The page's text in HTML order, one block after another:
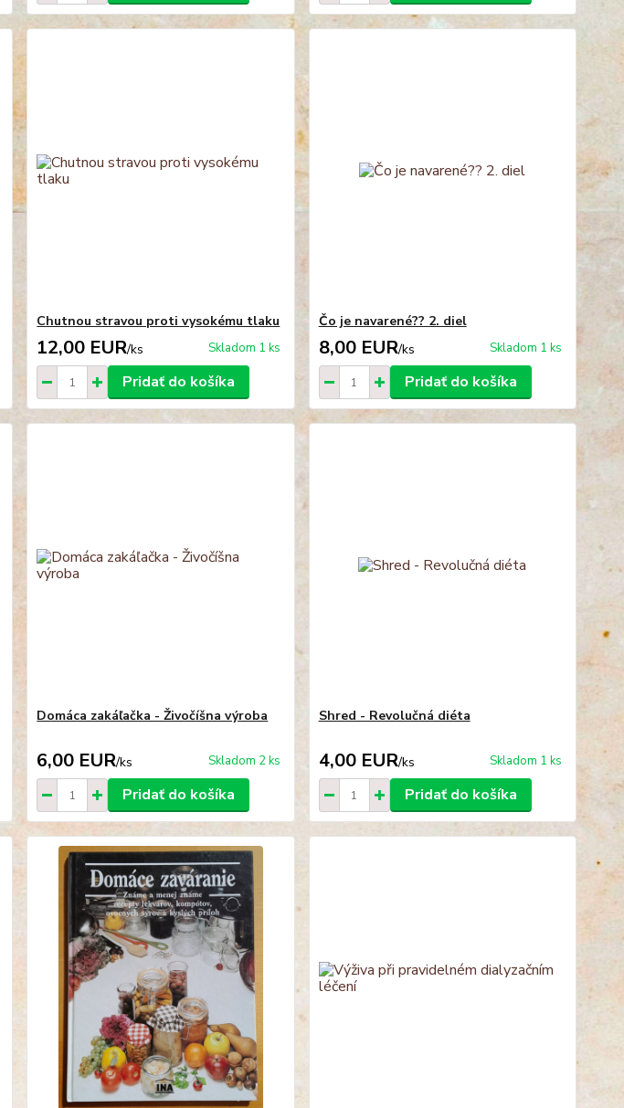
Chutnou stravou proti vysokému tlaku
12,00 EUR/ks Skladom 1 ks
Pridať do košíka
Čo je navarené?? 2. diel
8,00 EUR/ks Skladom 1 ks
Pridať do košíka
Domáca zakáľačka - Živočíšna výroba
6,00 EUR/ks Skladom 2 ks
Pridať do košíka
Shred - Revolučná diéta
4,00 EUR/ks Skladom 1 ks
Pridať do košíka